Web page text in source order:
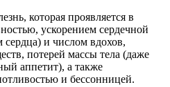
которая проявляется в
ускорением сердечной
сердца) и числом вдохов,
потерей массы тела (даже
аппетит), а также
и бессонницей.